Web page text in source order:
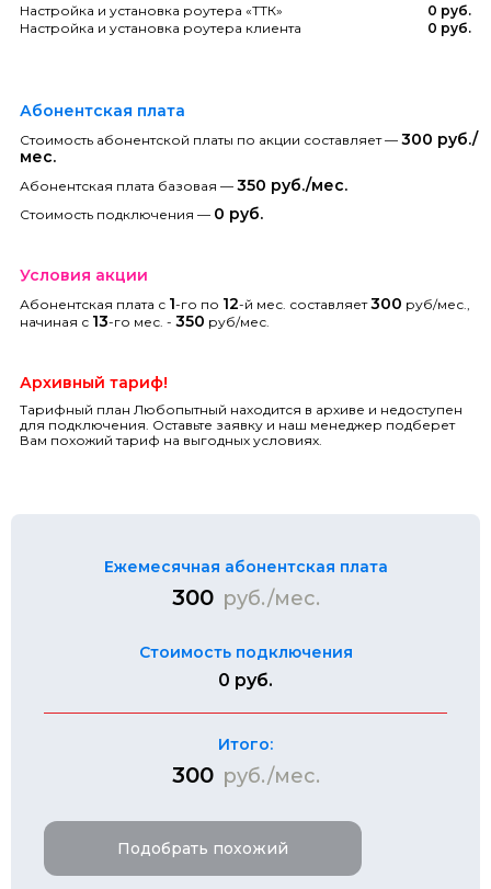
Настройка и установка роутера «ТТК»
0 руб.
Настройка и установка роутера клиента
0 руб.
Абонентская плата
Стоимость абонентской платы по акции составляет — 300 руб./
мес.
Абонентская плата базовая — 350 руб./мес.
Стоимость подключения — 0 руб.
Условия акции
Абонентская плата с 1-го по 12-й мес. составляет300 руб/мес.,
начиная с 13-го мес. - 350 руб/мес.
Архивный тариф!
Тарифный план Любопытный находится в архиве и недоступен
для подключения. Оставьте заявку и наш менеджер подберет
Вам похожий тариф на выгодных условиях.
Ежемесячная абонентская плата
300 руб./мес.
Стоимость подключения
0 руб.
Итого:
300 руб./мес.
Подобрать похожий